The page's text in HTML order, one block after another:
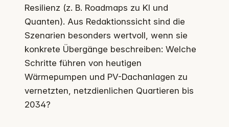
Resilienz (z. B. Roadmaps zu KI und
Quanten). Aus Redaktionssicht sind die
Szenarien besonders wertvoll, wenn sie
konkrete Übergänge beschreiben: Welche
Schritte führen von heutigen
Wärmepumpen und PV-Dachanlagen zu
vernetzten, netzdienlichen Quartieren bis
2034?